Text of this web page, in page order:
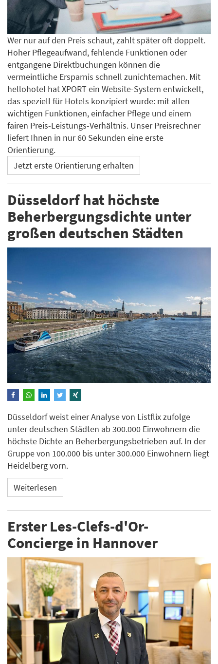
Wer nur auf den Preis schaut, zahlt später oft doppelt.
Hoher Pflegeaufwand, fehlende Funktionen oder
entgangene Direktbuchungen können die
vermeintliche Ersparnis schnell zunichtemachen. Mit
hellohotel hat XPORT ein Website-System entwickelt,
das speziell für Hotels konzipiert wurde: mit allen
wichtigen Funktionen, einfacher Pflege und einem
fairen Preis-Leistungs-Verhältnis. Unser Preisrechner
liefert Ihnen in nur 60 Sekunden eine erste
Orientierung.
Jetzt erste Orientierung erhalten
Düsseldorf hat höchste
Beherbergungsdichte unter
großen deutschen Städten
Düsseldorf weist einer Analyse von Listflix zufolge
unter deutschen Städten ab 300.000 Einwohnern die
höchste Dichte an Beherbergungsbetrieben auf. In der
Gruppe von 100.000 bis unter 300.000 Einwohnern liegt
Heidelberg vorn.
Weiterlesen
Erster Les-Clefs-d'Or-
Concierge in Hannover